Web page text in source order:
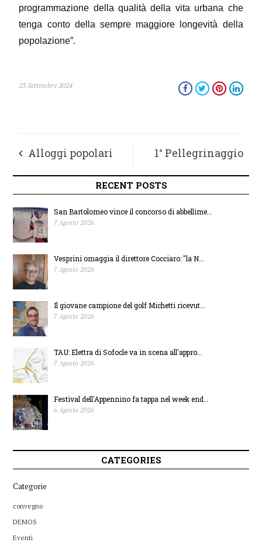
programmazione della qualità della vita urbana che
tenga conto della sempre maggiore longevità della
popolazione”.
23 Settembre 2024
Alloggi popolari
sangiorgesi in
difficoltà, le
domande entro il 14
novembre
1° Pellegrinaggio
Famiglia Alpina dal
27 al 29 settembre a
RECENT POSTS
San Bartolomeo vince il concorso di abbellime...
7 Agosto 2026
Vesprini omaggia il direttore Cocciaro: "la N...
7 Agosto 2026
Il giovane campione del golf Michetti ricevut...
7 Agosto 2026
TAU: Elettra di Sofocle va in scena all'appro...
7 Agosto 2026
Festival dell'Appennino fa tappa nel week end...
6 Agosto 2026
CATEGORIES
Categorie
convegno
DEMOS
Eventi